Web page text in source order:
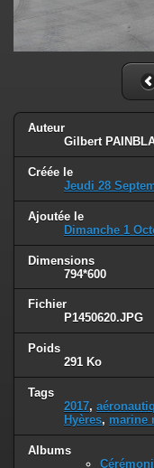
Auteur
Gilbert
Créée le
Jeudi 28
Ajoutée le
Dimanche 1
Dimensions
794*600
Fichier
P1450620.JPG
Poids
291 Ko
Tags
2017,
Hyères, marine
Albums